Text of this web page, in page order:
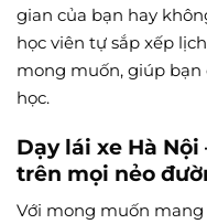
gian của bạn hay
học viên tự sắp xếp
mong muốn, giúp
học.
Dạy lái xe Hà
trên mọi nẻo
Với mong muốn